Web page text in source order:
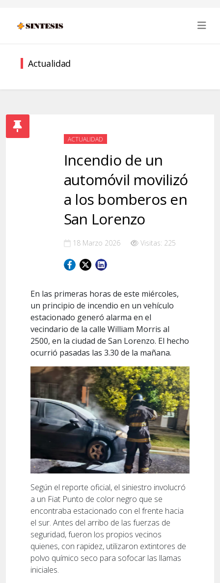
Actualidad
ACTUALIDAD
Incendio de un
automóvil movilizó
a los bomberos en
San Lorenzo
18 Marzo 2026 Visitas: 225
En las primeras horas de este miércoles,
un principio de incendio en un vehículo
estacionado generó alarma en el
vecindario de la calle William Morris al
2500, en la ciudad de San Lorenzo. El hecho
ocurrió pasadas las 3.30 de la mañana.
Según el reporte oficial, el siniestro involucró
a un Fiat Punto de color negro que se
encontraba estacionado con el frente hacia
el sur. Antes del arribo de las fuerzas de
seguridad, fueron los propios vecinos
quienes, con rapidez, utilizaron extintores de
polvo químico seco para sofocar las llamas
iniciales.